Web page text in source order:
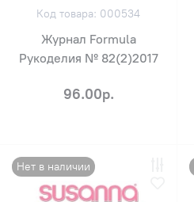
Код товара: 000534
Журнал Formula
Рукоделия № 82(2)2017
96.00р.
Нет в наличии